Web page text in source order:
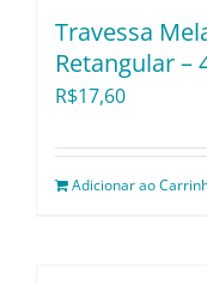
Travessa
Retangular –
R$17,60
Adicionar ao